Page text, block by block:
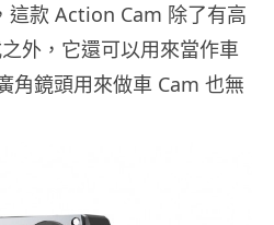
款 Action Cam 除了有高
外，它還可以用來當作車
角鏡頭用來做車 Cam 也無